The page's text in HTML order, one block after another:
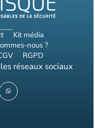
Kit média
nous ?
RGPD
réseaux sociaux